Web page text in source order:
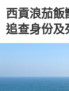
西貢浪茄
追查身份及